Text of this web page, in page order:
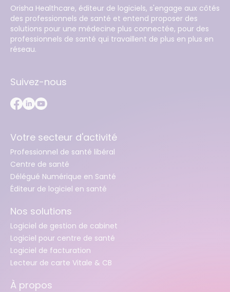
Orisha Healthcare, éditeur de logiciels, s'engage aux côtés
des professionnels de santé et entend proposer des
solutions pour une médecine plus connectée, pour des
professionnels de santé qui travaillent de plus en plus en
réseau.
Suivez-nous
Votre secteur d'activité
Professionnel de santé libéral
Centre de santé
Délégué Numérique en Santé
Éditeur de logiciel en santé
Nos solutions
Logiciel de gestion de cabinet
Logiciel pour centre de santé
Logiciel de facturation
Lecteur de carte Vitale & CB
À propos